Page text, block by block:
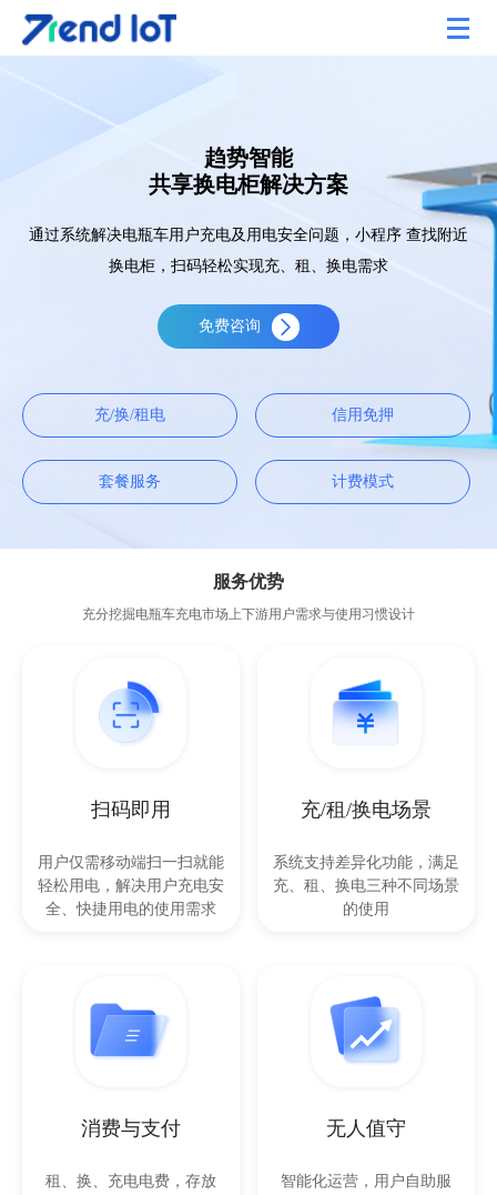
趋势智能
共享换电柜解决方案
通过系统解决电瓶车用户充电及用电安全问题，小程序 查找附近
换电柜，扫码轻松实现充、租、换电需求
免费咨询
充/换/租电 信用免押
套餐服务 计费模式
服务优势
充分挖掘电瓶车充电市场上下游用户需求与使用习惯设计
扫码即用
用户仅需移动端扫一扫就能
轻松用电，解决用户充电安
全、快捷用电的使用需求
充/租/换电场景
系统支持差异化功能，满足
充、租、换电三种不同场景
的使用
消费与支付
租、换、充电电费，存放
无人值守
智能化运营，用户自助服